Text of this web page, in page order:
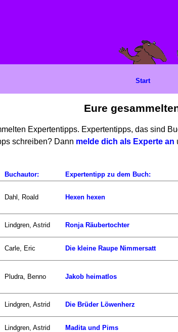
Eure
Expertentipps. Expertentipps, das sind
schreiben? Dann melde dich als Experte an
Buchautor: Expertentipp zu dem Buch:
Dahl, Roald Hexen hexen
Lindgren, Astrid Ronja Räubertochter
Carle, Eric Die kleine Raupe Nimmersatt
Pludra, Benno Jakob heimatlos
Lindgren, Astrid Die Brüder Löwenherz
Lindgren, Astrid Madita und Pims
Start